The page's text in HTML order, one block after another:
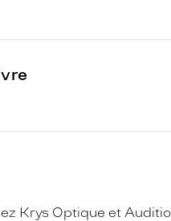
Krys Optique et